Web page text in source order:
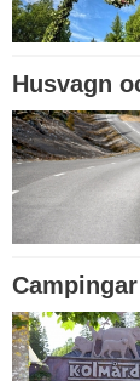
Husvagn